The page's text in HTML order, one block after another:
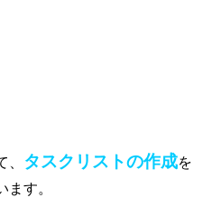
タスクリストの作成を
す。